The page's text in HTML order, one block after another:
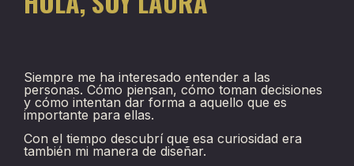
Siempre me ha interesado entender a las
personas. Cómo piensan, cómo toman decisiones
y cómo intentan dar forma a aquello que es
importante para ellas.
Con el tiempo descubrí que esa curiosidad era
también mi manera de diseñar.